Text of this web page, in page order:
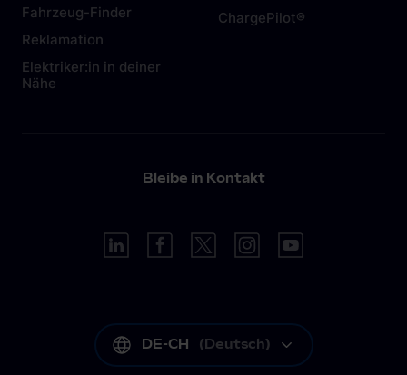
Fahrzeug-Finder
Reklamation
Elektriker:in in deiner
Nähe
ChargePilot®
Bleibe in Kontakt
DE-CH (Deutsch)